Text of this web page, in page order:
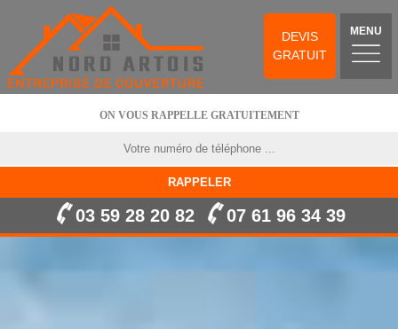
DEVIS
GRATUIT
MENU
ON VOUS RAPPELLE GRATUITEMENT
03 59 28 20 82 07 61 96 34 39